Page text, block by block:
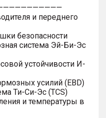
и переднего
безопасности
система Эй-Би-Эс
устойчивости И-
усилий (EBD)
Ти-Си-Эс (TCS)
и температуры в